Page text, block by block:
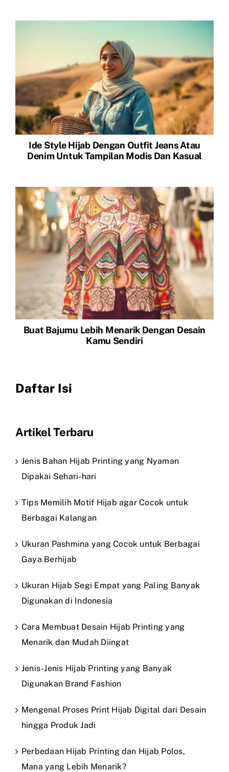
Ide Style Hijab Dengan Outfit Jeans Atau
Denim Untuk Tampilan Modis Dan Kasual
Buat Bajumu Lebih Menarik Dengan Desain
Kamu Sendiri
Daftar Isi
Artikel Terbaru
Jenis Bahan Hijab Printing yang Nyaman
Dipakai Sehari-hari
Tips Memilih Motif Hijab agar Cocok untuk
Berbagai Kalangan
Ukuran Pashmina yang Cocok untuk Berbagai
Gaya Berhijab
Ukuran Hijab Segi Empat yang Paling Banyak
Digunakan di Indonesia
Cara Membuat Desain Hijab Printing yang
Menarik dan Mudah Diingat
Jenis-Jenis Hijab Printing yang Banyak
Digunakan Brand Fashion
Mengenal Proses Print Hijab Digital dari Desain
hingga Produk Jadi
Perbedaan Hijab Printing dan Hijab Polos,
Mana yang Lebih Menarik?